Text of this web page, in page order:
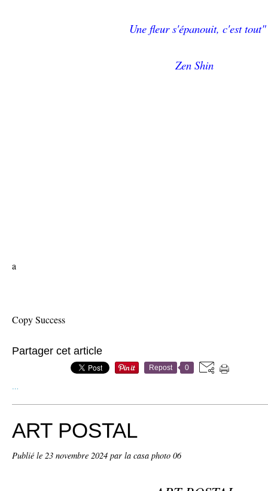
Une fleur s'épanouit, c'est tout"
Zen Shin
a
Copy Success
Partager cet article
Repost 0
…
ART POSTAL
Publié le 23 novembre 2024 par la casa photo 06